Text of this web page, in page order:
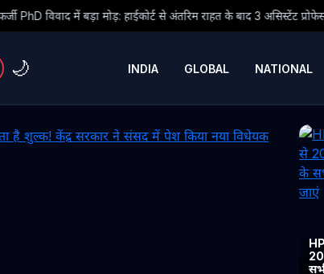
से अंतरिम राहत के बाद 3 असिस्टेंट प्रोफेसरों ने फिर संभाला कार्यभार, 3
🌙 INDIA GLOBAL NATIONAL